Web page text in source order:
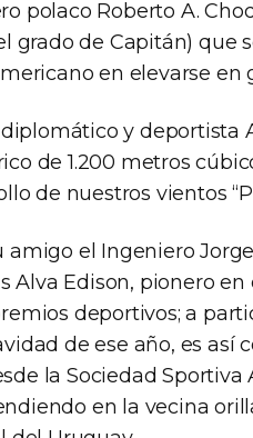
polaco Roberto A.
grado de Capitán) que
en elevarse en
y deportista
de 1.200 metros
de nuestros vientos
el Ingeniero
Edison, pionero en
deportivos; a
de ese año, es así
la Sociedad Sportiva
en la vecina